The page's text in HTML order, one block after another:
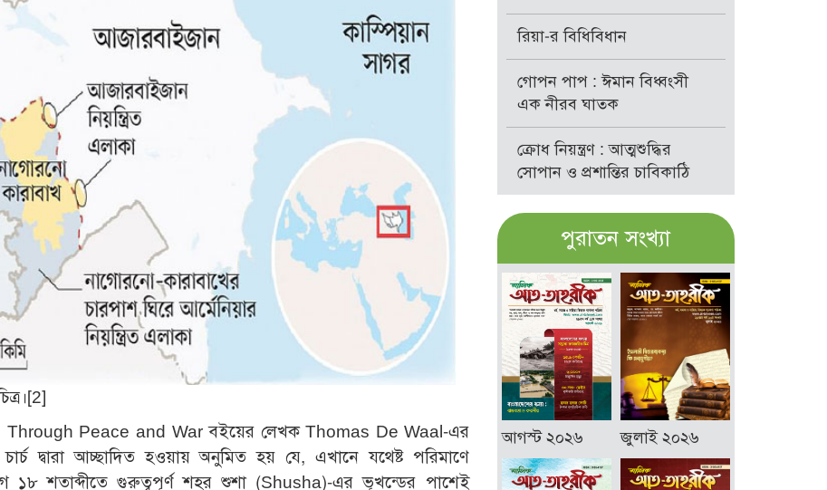
[2]
Peace and War বইয়ের লেখক Thomas De Waal-এর
দ্বারা আচ্ছাদিত হওয়ায় অনুমিত হয় যে, এখানে যথেষ্ট পরিমাণে
১৮ শতাব্দীতে গুরুত্বপূর্ণ শহর শুশা (Shusha)-এর ভূখন্ডের পাশেই
রিয়া-র বিধিবিধান
গোপন পাপ : ঈমান বিধ্বংসী
এক নীরব ঘাতক
ক্রোধ নিয়ন্ত্রণ : আত্মশুদ্ধির
সোপান ও প্রশান্তির চাবিকাঠি
পুরাতন সংখ্যা
আগস্ট ২০২৬ জুলাই ২০২৬